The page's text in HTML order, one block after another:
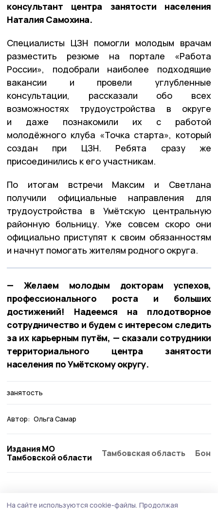
консультант центра занятости населения
Наталия Самохина.
Специалисты ЦЗН помогли молодым врачам
разместить резюме на портале «Работа
России», подобрали наиболее подходящие
вакансии и провели углубленные
консультации, рассказали обо всех
возможностях трудоустройства в округе
и даже познакомили их с работой
молодёжного клуба «Точка старта», который
создан при ЦЗН. Ребята сразу же
присоединились к его участникам.
По итогам встречи Максим и Светлана
получили официальные направления для
трудоустройства в Умётскую центральную
районную больницу. Уже совсем скоро они
официально приступят к своим обязанностям
и начнут помогать жителям родного округа.
— Желаем молодым докторам успехов,
профессионального роста и больших
достижений! Надеемся на плодотворное
сотрудничество и будем с интересом следить
за их карьерным путём, — сказали сотрудники
территориального центра занятости
населения по Умётскому округу.
занятость
Автор: Ольга Самар
Издания МО
Тамбовской области
Тамбовская область
На сайте используются cookie-файлы. Продолжая